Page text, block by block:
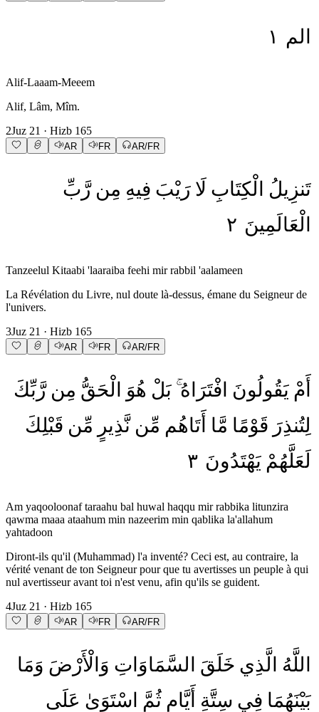
الم ١
Alif-Laaam-Meeem
Alif, Lâm, Mîm.
2Juz 21 · Hizb 165
AR FR AR/FR
تَنزِيلُ الْكِتَابِ لَا رَيْبَ فِيهِ مِن رَّبِّ
الْعَالَمِينَ ٢
Tanzeelul Kitaabi 'laaraiba feehi mir rabbil 'aalameen
La Révélation du Livre, nul doute là-dessus, émane du Seigneur de
l'univers.
3Juz 21 · Hizb 165
AR FR AR/FR
أَمْ يَقُولُونَ افْتَرَاهُ بَلْ هُوَ الْحَقُّ مِن رَّبِّكَ
لِتُنذِرَ قَوْمًا مَّا أَتَاهُم مِّن نَّذِيرٍ مِّن قَبْلِكَ
لَعَلَّهُمْ يَهْتَدُونَ ٣
Am yaqooloonaf taraahu bal huwal haqqu mir rabbika litunzira
qawma maaa ataahum min nazeerim min qablika la'allahum
yahtadoon
Diront-ils qu'il (Muhammad) l'a inventé? Ceci est, au contraire, la
vérité venant de ton Seigneur pour que tu avertisses un peuple à qui
nul avertisseur avant toi n'est venu, afin qu'ils se guident.
4Juz 21 · Hizb 165
AR FR AR/FR
اللَّهُ الَّذِي خَلَقَ السَّمَاوَاتِ وَالْأَرْضَ وَمَا
بَيْنَهُمَا فِي سِتَّةِ أَيَّامٍ ثُمَّ اسْتَوَىٰ عَلَى